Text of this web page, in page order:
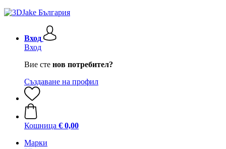
Вход
Вход
Вие сте нов потребител?
Създаване на профил
Кошница € 0,00
Mарки